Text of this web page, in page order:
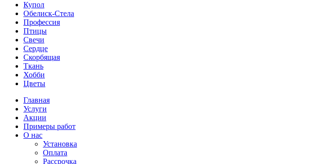
Купол
Обелиск-Стела
Профессия
Птицы
Свечи
Сердце
Скорбящая
Ткань
Хобби
Цветы
Главная
Услуги
Акции
Примеры работ
О нас
Установка
Оплата
Рассрочка